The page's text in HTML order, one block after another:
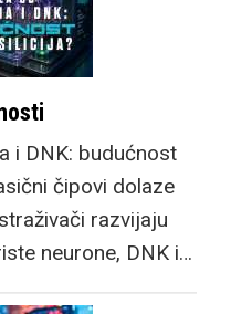
i DNK: budućnost
čipovi dolaze
razvijaju
neurone, DNK i…